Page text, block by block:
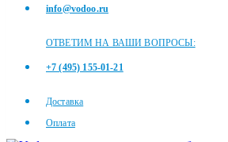
info@vodoo.ru
ОТВЕТИМ НА ВАШИ ВОПРОСЫ:
+7 (495) 155-01-21
Доставка
Оплата